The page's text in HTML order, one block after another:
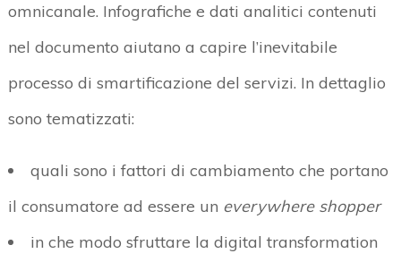
omnicanale. Infografiche e dati analitici contenuti
nel documento aiutano a capire l’inevitabile
processo di smartificazione del servizi. In dettaglio
sono tematizzati:
quali sono i fattori di cambiamento che portano
il consumatore ad essere un everywhere shopper
in che modo sfruttare la digital transformation